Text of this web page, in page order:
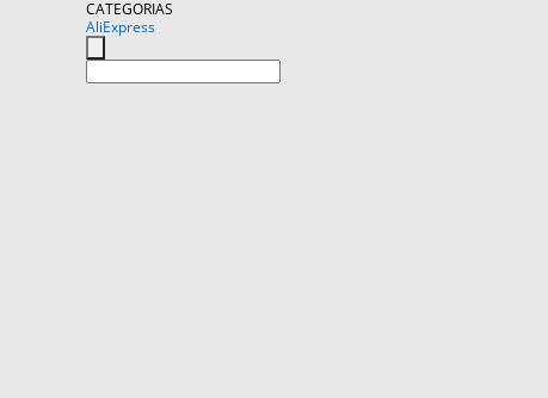
CATEGORIAS
AliExpress